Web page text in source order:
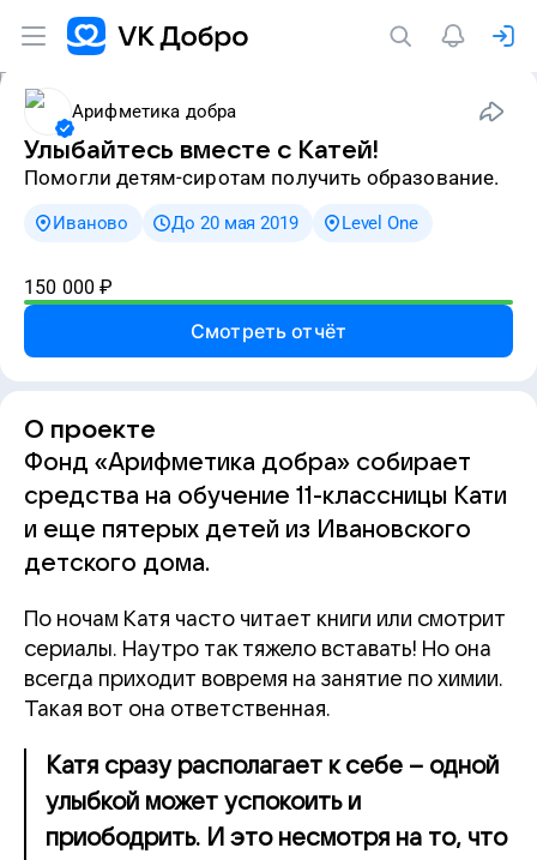
Арифметика добра
Улыбайтесь вместе с Катей!
Помогли детям-сиротам получить образование.
Иваново До 20 мая 2019 Level One
150 000 ₽
Смотреть отчёт
О проекте
Фонд «Арифметика добра» собирает
средства на обучение 11-классницы Кати
и еще пятерых детей из Ивановского
детского дома.
По ночам Катя часто читает книги или смотрит
сериалы. Наутро так тяжело вставать! Но она
всегда приходит вовремя на занятие по химии.
Такая вот она ответственная.
Катя сразу располагает к себе – одной
улыбкой может успокоить и
приободрить. И это несмотря на то, что